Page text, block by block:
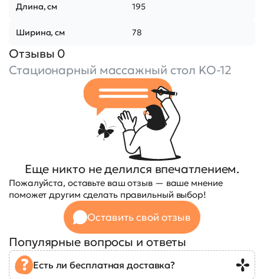
Длина, см 195
Ширина, см 78
Отзывы 0
Стационарный массажный стол KO-12
Еще никто не делился впечатлением.
Пожалуйста, оставьте ваш отзыв — ваше мнение
поможет другим сделать правильный выбор!
Оставить свой отзыв
Популярные вопросы и ответы
Есть ли бесплатная доставка?